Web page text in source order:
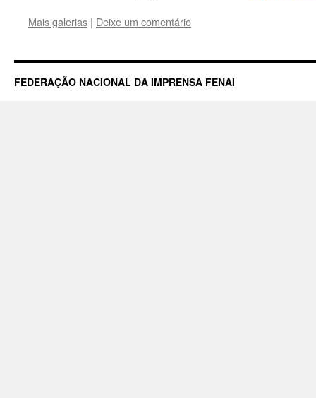
Mais galerias | Deixe um comentário
FEDERAÇÃO NACIONAL DA IMPRENSA FENAI